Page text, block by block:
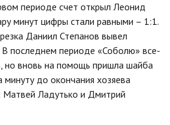
периоде счет открыл Леонид
минут цифры стали равными – 1:1.
Даниил Степанов вывел
последнем периоде «Соболю» все-
но вновь на помощь пришла шайба
минуту до окончания хозяева
Ладутько и Дмитрий